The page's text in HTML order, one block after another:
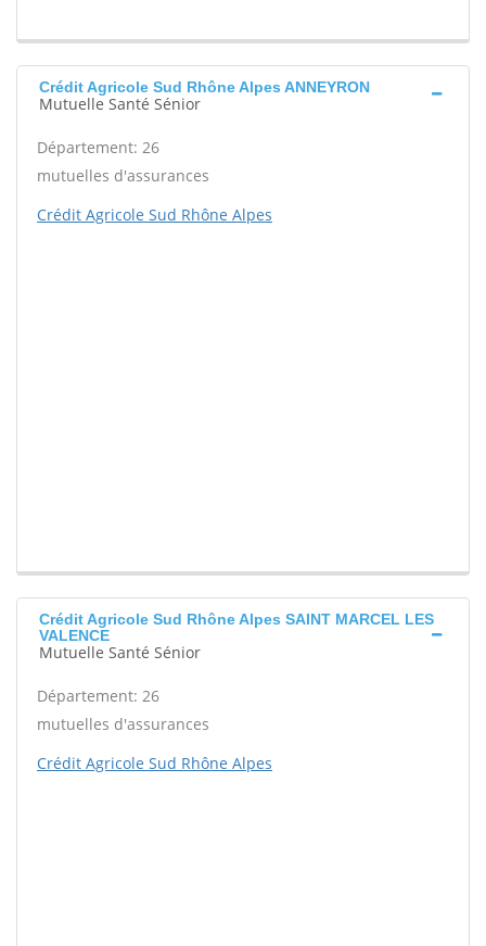
Crédit Agricole Sud Rhône Alpes ANNEYRON
Mutuelle Santé Sénior
Département: 26
mutuelles d'assurances
Crédit Agricole Sud Rhône Alpes
Crédit Agricole Sud Rhône Alpes SAINT MARCEL LES
VALENCE
Mutuelle Santé Sénior
Département: 26
mutuelles d'assurances
Crédit Agricole Sud Rhône Alpes